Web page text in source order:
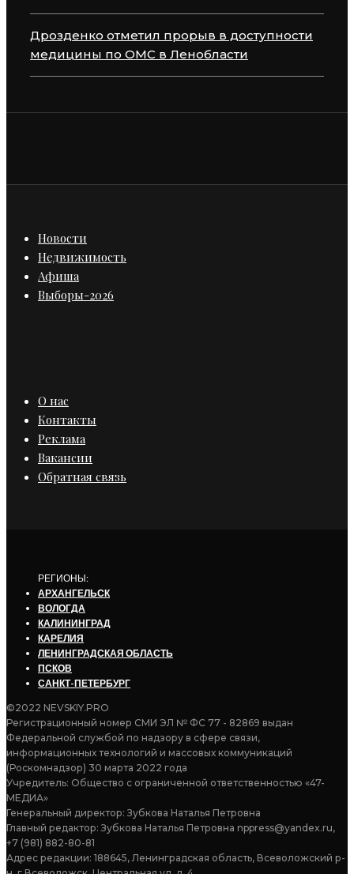
Дрозденко отметил прорыв в доступности
медицины по ОМС в Ленобласти
Новости
Недвижимость
Афиша
Выборы-2026
О нас
Контакты
Реклама
Вакансии
Обратная связь
РЕГИОНЫ:
АРХАНГЕЛЬСК
ВОЛОГДА
КАЛИНИНГРАД
КАРЕЛИЯ
ЛЕНИНГРАДСКАЯ ОБЛАСТЬ
ПСКОВ
САНКТ-ПЕТЕРБУРГ
©2022 NEVSKIY.PRO
Регистрационный номер СМИ ЭЛ № ФС 77 - 82869 выдан
Федеральной службой по надзору в сфере связи,
информационных технологий и массовых коммуникаций
(Роскомнадзор) 30 марта 2022 года
Учредитель: Общество с ограниченной ответственностью «47-
МЕДИА»
Генеральный директор: Зубкова Наталья Петровна
Главный редактор: Зубкова Наталья Петровна nppress@yandex.ru,
+7 (981) 882-80-81
Адрес редакции: 188645, Ленинградская область, Всеволожский р-